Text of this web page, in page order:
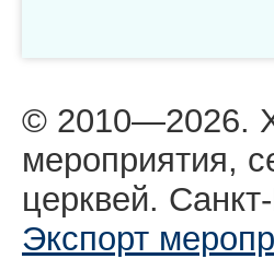
© 2010—2026.
мероприятия,
церквей.
Экспорт